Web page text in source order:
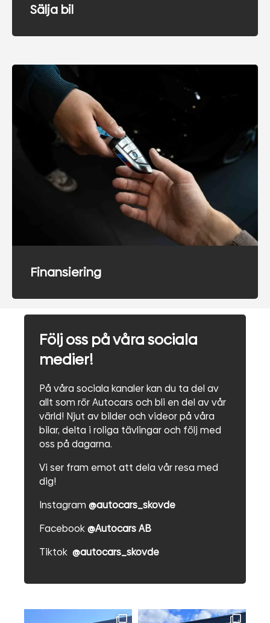
Sälja bil
Finansiering
Följ oss på våra sociala
medier!
På våra sociala kanaler kan du ta del av
allt som rör Autocars och bli en del av vår
värld! Njut av bilder och videor på våra
bilar, delta i roliga tävlingar och följ med
oss på dagarna.
Vi ser fram emot att dela vår resa med
dig!
Instagram @autocars_skovde
Facebook@Autocars AB
Tiktok @autocars_skovde